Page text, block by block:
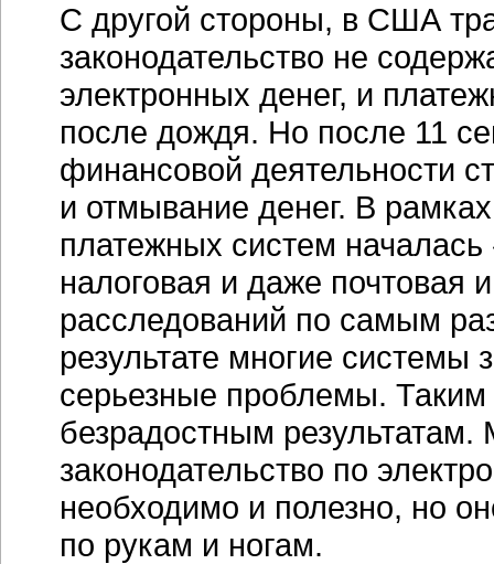
С другой стороны, в США
законодательство не
электронных денег, и
после дождя. Но после 11
финансовой деятельности
и отмывание денег. В
платежных систем
налоговая и даже почтовая
расследований по самым
результате многие
серьезные проблемы. Таким
безрадостным
законодательство по
необходимо и полезно, но
по рукам и ногам.